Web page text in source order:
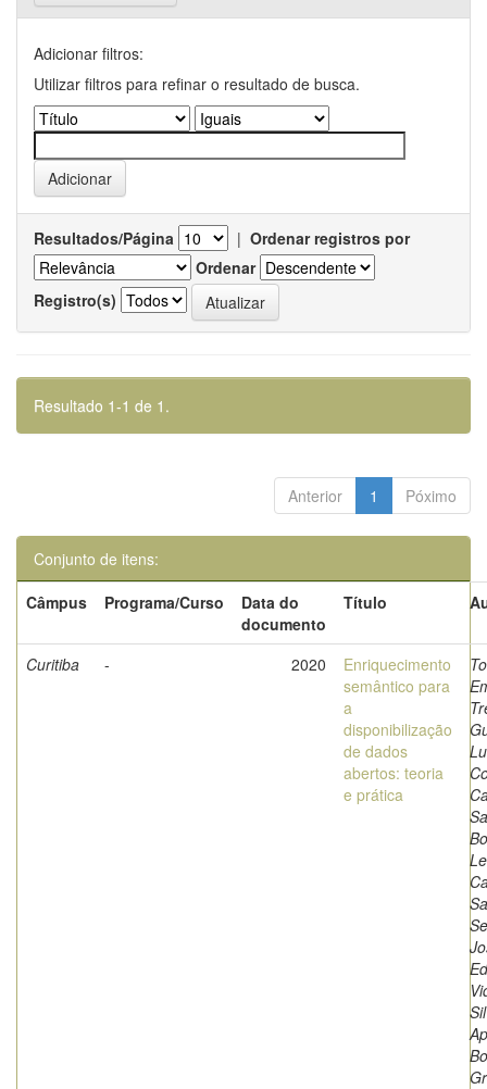
Adicionar filtros:
Utilizar filtros para refinar o resultado de busca.
Resultados/Página | Ordenar registros por
Ordenar
Registro(s)
Resultado 1-1 de 1.
Anterior 1 Póximo
Conjunto de itens:
Câmpus
Programa/Curso
Data do
documento
Título
Curitiba - 2020
Enriquecimento
semântico para
a
disponibilização
de dados
abertos: teoria
e prática